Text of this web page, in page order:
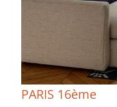
PARIS 16ème